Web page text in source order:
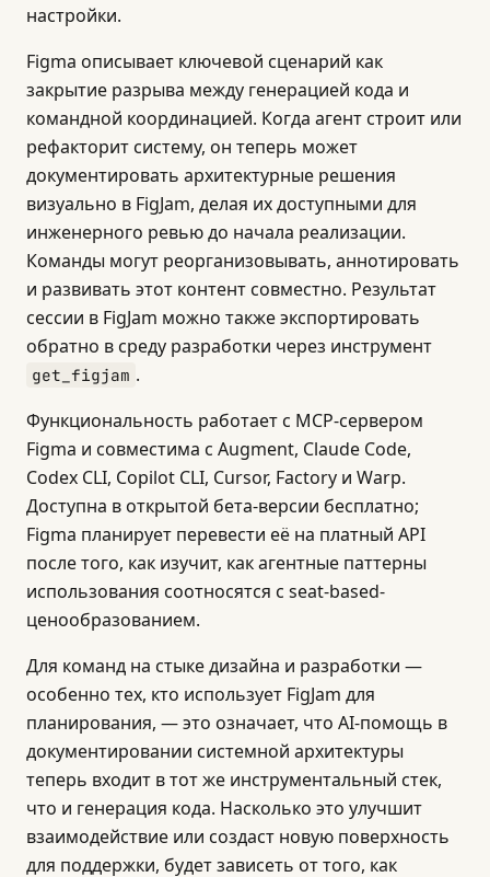
настройки.
Figma описывает ключевой сценарий как
закрытие разрыва между генерацией кода и
командной координацией. Когда агент строит или
рефакторит систему, он теперь может
документировать архитектурные решения
визуально в FigJam, делая их доступными для
инженерного ревью до начала реализации.
Команды могут реорганизовывать, аннотировать
и развивать этот контент совместно. Результат
сессии в FigJam можно также экспортировать
обратно в среду разработки через инструмент
get_figjam .
Функциональность работает с MCP-сервером
Figma и совместима с Augment, Claude Code,
Codex CLI, Copilot CLI, Cursor, Factory и Warp.
Доступна в открытой бета-версии бесплатно;
Figma планирует перевести её на платный API
после того, как изучит, как агентные паттерны
использования соотносятся с seat-based-
ценообразованием.
Для команд на стыке дизайна и разработки —
особенно тех, кто использует FigJam для
планирования, — это означает, что AI-помощь в
документировании системной архитектуры
теперь входит в тот же инструментальный стек,
что и генерация кода. Насколько это улучшит
взаимодействие или создаст новую поверхность
для поддержки, будет зависеть от того, как